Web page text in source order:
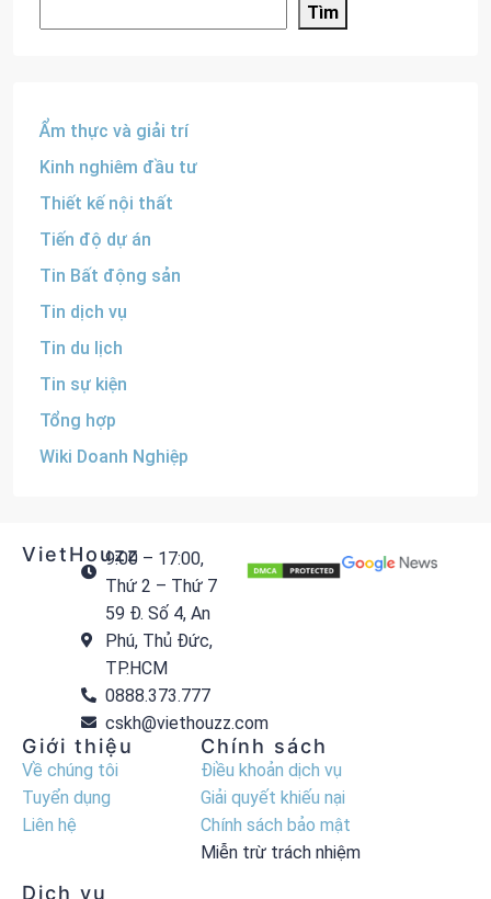
Tìm
Ẩm thực và giải trí
Kinh nghiêm đầu tư
Thiết kế nội thất
Tiến độ dự án
Tin Bất động sản
Tin dịch vụ
Tin du lịch
Tin sự kiện
Tổng hợp
Wiki Doanh Nghiệp
VietHouzz9:00 – 17:00,
Thứ 2 – Thứ 7
59 Đ. Số 4, An
Phú, Thủ Đức,
TP.HCM
0888.373.777
cskh@viethouzz.com
Giới thiệu
Về chúng tôi
Tuyển dụng
Liên hệ
Chính sách
Điều khoản dịch vụ
Giải quyết khiếu nại
Chính sách bảo mật
Miễn trừ trách nhiệm
Dịch vụ